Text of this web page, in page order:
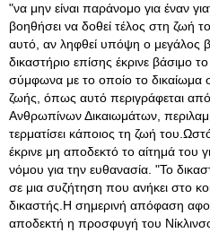
"να μην είναι παράνομο για έναν
βοηθήσει να δοθεί τέλος στη ζωή
αυτό, αν ληφθεί υπόψη ο μεγάλος
δικαστήριο επίσης έκρινε βάσιμο
σύμφωνα με το οποίο το δικαίωμα
ζωής, όπως αυτό περιγράφεται
Ανθρωπίνων Δικαιωμάτων,
τερματίσει κάποιος τη ζωή
έκρινε μη αποδεκτό το αίτημά του
νόμου για την ευθανασία . "Το
σε μια συζήτηση που ανήκει στο
δικαστής.Η σημερινή απόφαση
αποδεκτή η προσφυγή του